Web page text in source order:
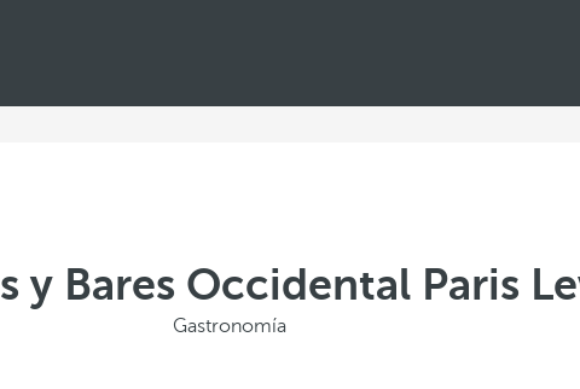
y Bares Occidental Paris
Gastronomía